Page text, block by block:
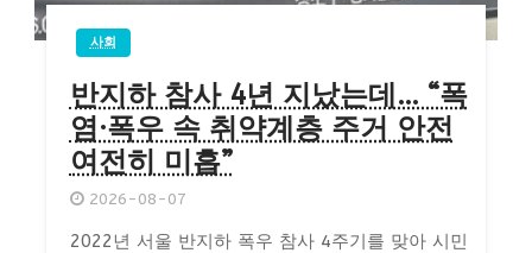
사회
반지하 참사 4년 지났는데… “폭
염·폭우 속 취약계층 주거 안전
여전히 미흡”
2026-08-07
2022년 서울 반지하 폭우 참사 4주기를 맞아 시민